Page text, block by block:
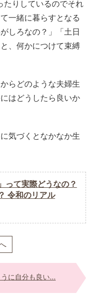
たりしているのでそれ
一緒に暮らすとなる
しろなの？」「土日
、何かにつけて束縛
らどのような夫婦生
はどうしたら良いか
気づくとなかなか生
って実際どうなの？
令和のリアル
に自分も良い...